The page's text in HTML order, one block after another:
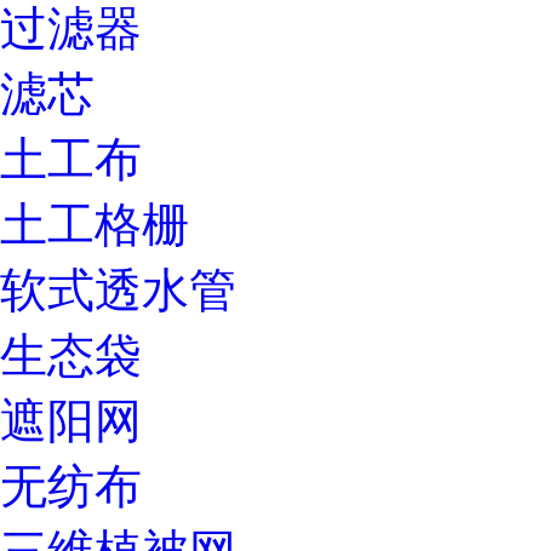
过滤器
滤芯
土工布
土工格栅
软式透水管
生态袋
遮阳网
无纺布